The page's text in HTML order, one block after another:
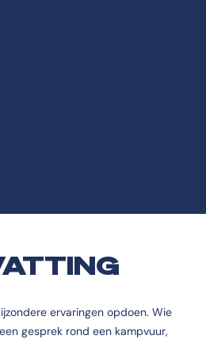
ervaringen opdoen. Wie
gesprek rond een kampvuur,